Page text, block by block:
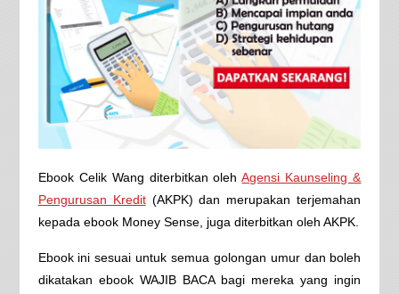
Ebook Celik Wang diterbitkan olehAgensi Kaunseling &
Pengurusan Kredit(AKPK) dan merupakan terjemahan
kepada ebook Money Sense, juga diterbitkan oleh AKPK.
Ebook ini sesuai untuk semua golongan umur dan boleh
dikatakan ebook WAJIB BACA bagi mereka yang ingin